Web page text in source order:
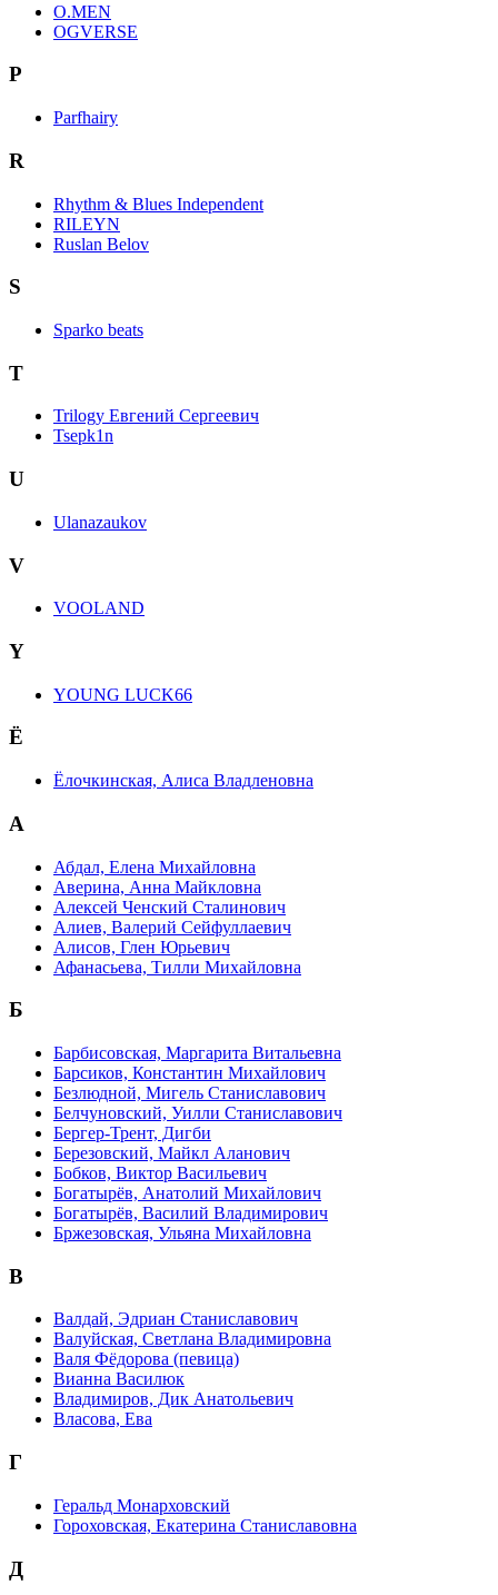
O.MEN
OGVERSE
P
Parfhairy
R
Rhythm & Blues Independent
RILEYN
Ruslan Belov
S
Sparko beats
T
Trilogy Евгений Сергеевич
Tsepk1n
U
Ulanazaukov
V
VOOLAND
Y
YOUNG LUCK66
Ё
Ёлочкинская, Алиса Владленовна
А
Абдал, Елена Михайловна
Аверина, Анна Майкловна
Алексей Ченский Сталинович
Алиев, Валерий Сейфуллаевич
Алисов, Глен Юрьевич
Афанасьева, Тилли Михайловна
Б
Барбисовская, Маргарита Витальевна
Барсиков, Константин Михайлович
Безлюдной, Мигель Станиславович
Белчуновский, Уилли Станиславович
Бергер-Трент, Дигби
Березовский, Майкл Аланович
Бобков, Виктор Васильевич
Богатырёв, Анатолий Михайлович
Богатырёв, Василий Владимирович
Бржезовская, Ульяна Михайловна
В
Валдай, Эдриан Станиславович
Валуйская, Светлана Владимировна
Валя Фёдорова (певица)
Вианна Василюк
Владимиров, Дик Анатольевич
Власова, Ева
Г
Геральд Монарховский
Гороховская, Екатерина Станиславовна
Д